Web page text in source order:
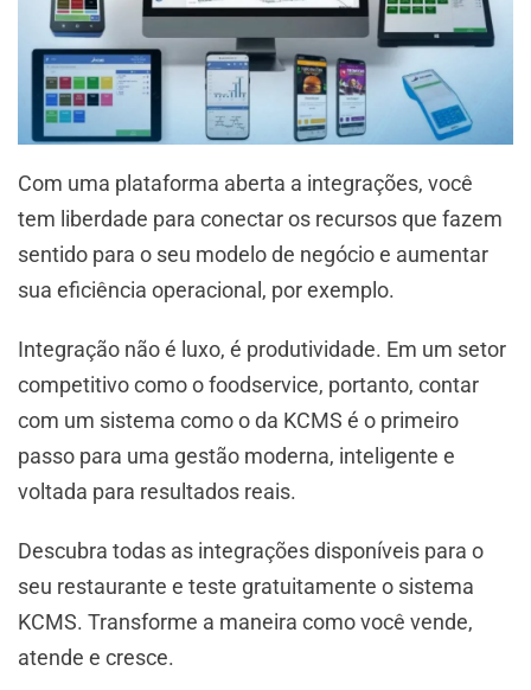
Com uma plataforma aberta a integrações, você
tem liberdade para conectar os recursos que fazem
sentido para o seu modelo de negócio e aumentar
sua eficiência operacional, por exemplo.
Integração não é luxo, é produtividade. Em um setor
competitivo como o foodservice, portanto, contar
com um sistema como o da KCMS é o primeiro
passo para uma gestão moderna, inteligente e
voltada para resultados reais.
Descubra todas as integrações disponíveis para o
seu restaurante e teste gratuitamente o sistema
KCMS. Transforme a maneira como você vende,
atende e cresce.